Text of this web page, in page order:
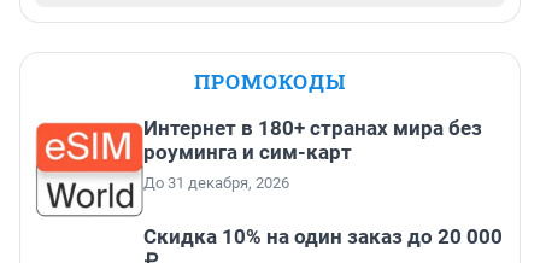
ПРОМОКОДЫ
Интернет в 180+ странах мира без
роуминга и сим-карт
До 31 декабря, 2026
Скидка 10% на один заказ до 20 000